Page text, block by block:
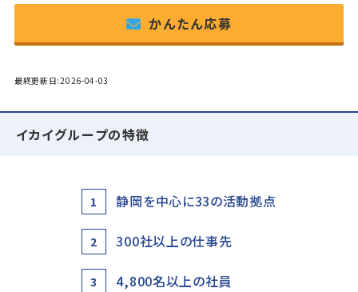
かんたん応募
最終更新日:2026-04-03
イカイグループの特徴
1 静岡を中心に33の活動拠点
2 300社以上の仕事先
3 4,800名以上の社員